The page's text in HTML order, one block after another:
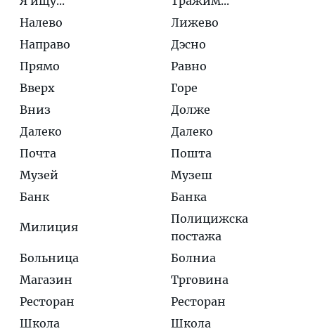
Налево
Лижево
Направо
Дэсно
Прямо
Равно
Вверх
Горе
Вниз
Долже
Далеко
Далеко
Почта
Пошта
Музей
Музеш
Банк
Банка
Милиция
Полицижска
постажа
Больница
Болниа
Магазин
Трговина
Ресторан
Ресторан
Школа
Школа